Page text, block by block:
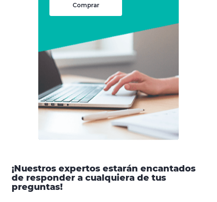
Comprar
¡Nuestros expertos estarán encantados
de responder a cualquiera de tus
preguntas!